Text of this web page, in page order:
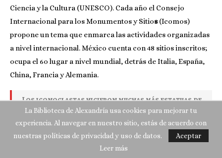
Ciencia y la Cultura (UNESCO). Cada año el Consejo
Internacional para los Monumentos y Sitios(Icomos)
propone un tema que enmarca las actividades organizadas
a nivel internacional. México cuenta con 48 sitios inscritos;
ocupa el 6o lugar a nivel mundial, detrás de Italia, España,
China, Francia y Alemania.
Los iconoclastas hicieron muchas más estatuas de
las que destruyeron.
-Gilbert Keith Chesterton, Escritor británico.
La Biblioteca de Alexandría usa cookies para mejorar tu
experiencia. Al navegar en nuestro sitio, estás de acuerdo con
nuestras políticas de privacidad y uso de datos.
Aceptar
Leer más